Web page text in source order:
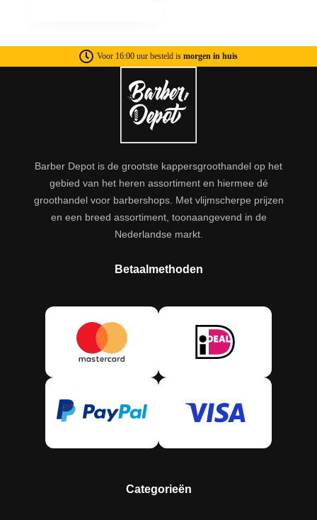
Voor 16:00 uur besteld is morgen in huis
Barber Depot is de grootste kappersgroothandel op het
gebied van het heren assortiment en hiermee dé
groothandel voor barbershops. Met vlijmscherpe prijzen
en een breed assortiment, toonaangevend in de
Nederlandse markt.
Betaalmethoden
Categorieën